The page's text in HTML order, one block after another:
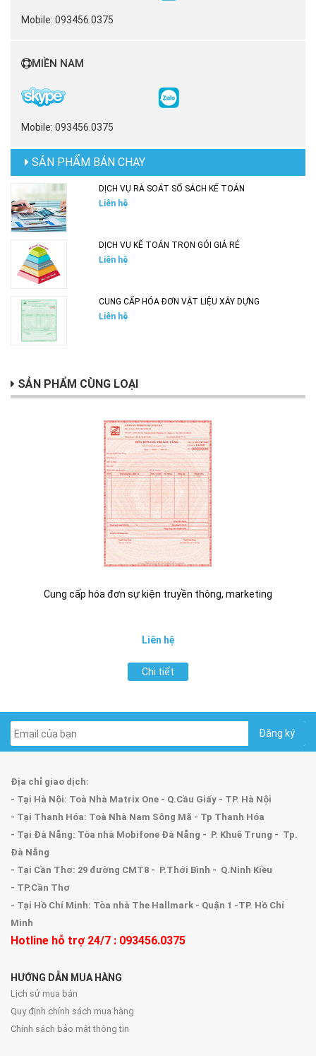
Mobile: 093456.0375
MIỀN NAM
Mobile: 093456.0375
SẢN PHẨM BÁN CHẠY
DỊCH VỤ RÀ SOÁT SỔ SÁCH KẾ TOÁN
Liên hệ
DỊCH VỤ KẾ TOÁN TRỌN GÓI GIÁ RẺ
Liên hệ
CUNG CẤP HÓA ĐƠN VẬT LIỆU XÂY DỰNG
Liên hệ
SẢN PHẨM CÙNG LOẠI
Cung cấp hóa đơn sự kiện truyền thông, marketing
Liên hệ
Chi tiết
Địa chỉ giao dịch:
- Tại Hà Nội: Toà Nhà Matrix One - Q.Cầu Giấy - TP. Hà Nội
- Tại Thanh Hóa: Toà Nhà Nam Sông Mã - Tp Thanh Hóa
- Tại Đà Nẵng: Tòa nhà Mobifone Đà Nẵng - P. Khuê Trung - Tp.
Đà Nẵng
- Tại Cần Thơ: 29 đường CMT8 - P.Thới Bình - Q.Ninh Kiều
- TP.Cần Thơ
- Tại Hồ Chí Minh: Tòa nhà The Hallmark - Quận 1 -TP. Hồ Chí
Minh
Hotline hỗ trợ 24/7 : 093456.0375
HƯỚNG DẪN MUA HÀNG
Lịch sử mua bán
Quy định chính sách mua hàng
Chính sách bảo mật thông tin